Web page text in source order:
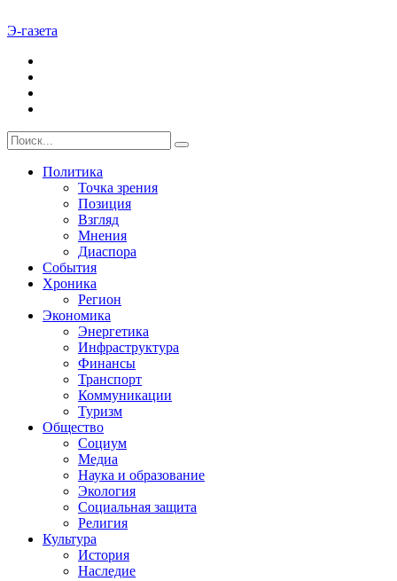
Э-газета
Политика
Точка зрения
Позиция
Взгляд
Мнения
Диаспора
События
Хроника
Регион
Экономика
Энергетика
Инфраструктура
Финансы
Транспорт
Коммуникации
Туризм
Общество
Социум
Медиа
Наука и образование
Экология
Социальная защита
Религия
Культура
История
Наследие